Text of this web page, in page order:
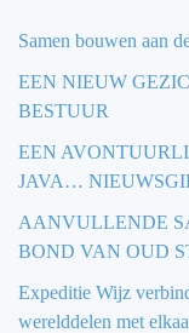
Samen bouwen aan
EEN NIEUW
BESTUUR
EEN
JAVA…
AANVULLENDE
BOND VAN OUD
Expeditie Wijz
werelddelen met